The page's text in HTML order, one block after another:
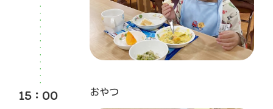
15：00 おやつ